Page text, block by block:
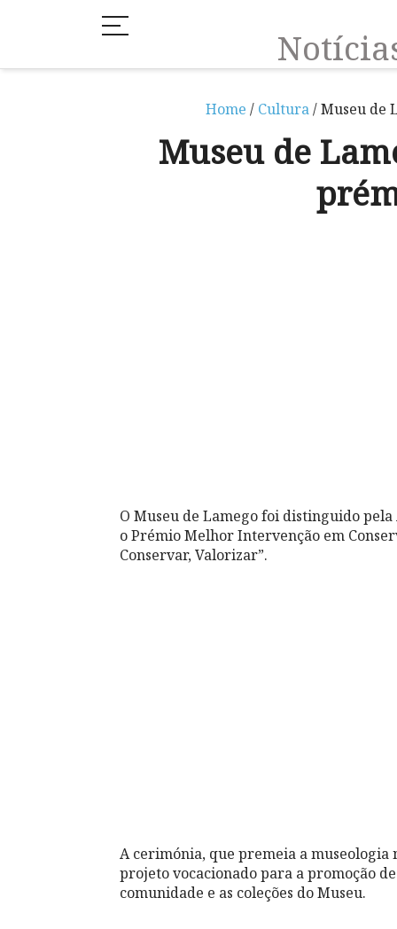
Home / Cultura/ Museu de
Museu de
O Museu de Lamego foi distinguido
o Prémio Melhor Intervenção em
Conservar, Valorizar”.
A cerimónia, que premeia a
projeto vocacionado para a promoção
comunidade e as coleções do Museu.